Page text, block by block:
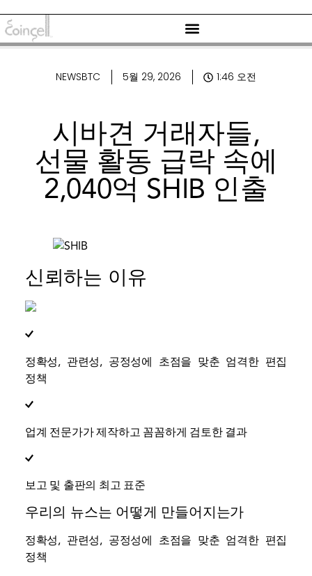
NEWSBTC 5월 29, 2026 1:46 오전
시바견 거래자들,
선물 활동 급락 속에
2,040억 SHIB 인출
신뢰하는 이유
정확성, 관련성, 공정성에 초점을 맞춘 엄격한 편집
정책
업계 전문가가 제작하고 꼼꼼하게 검토한 결과
보고 및 출판의 최고 표준
우리의 뉴스는 어떻게 만들어지는가
정확성, 관련성, 공정성에 초점을 맞춘 엄격한 편집
정책